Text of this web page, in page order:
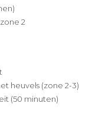
2
heuvels (zone 2-3)
(50 minuten)